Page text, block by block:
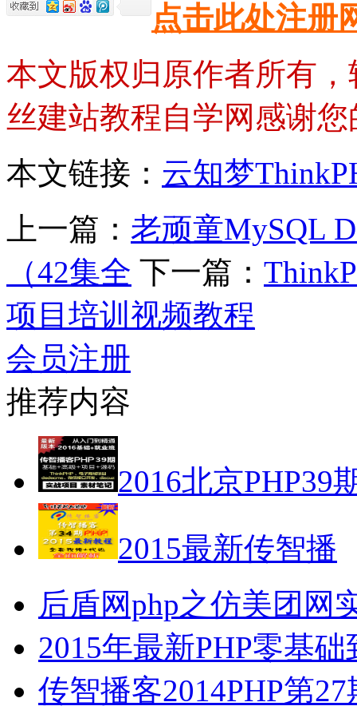
点击此处注册
本文版权归原作者所有
丝建站教程自学网感谢
本文链接： 云知梦
上一篇： 老顽童MySQL
（42集全 下一篇：
项目培训视频教程
会员注册
推荐内容
2016北京PHP39
2015最新传智播
后盾网php之仿美团网
2015年最新PHP零基
传智播客2014PHP第